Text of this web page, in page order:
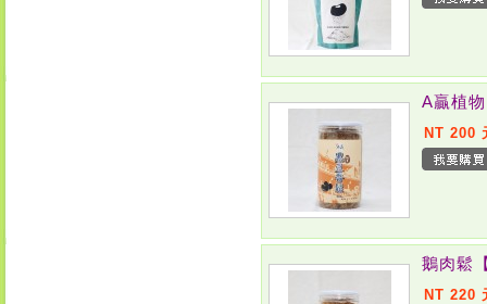
A贏植
NT 200
鵝肉鬆
NT 220